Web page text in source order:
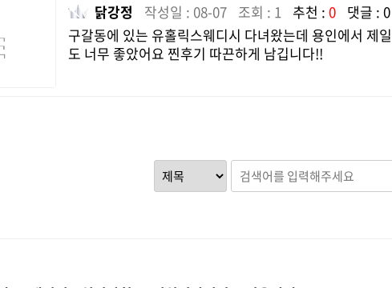
닭강정 작성일 : 08-07 조회 : 1 추천 : 0 댓글 : 0
구갈동에 있는 유홀릭스웨디시 다녀왔는데 용인에서 제
도 너무 좋았어요 찐후기 따끈하게 남깁니다!!